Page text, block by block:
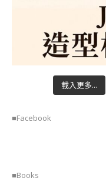
載入更多...
■Facebook
■Books